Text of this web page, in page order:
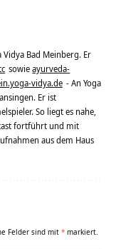
Bad Meinberg. Er
sowieayurveda-
vidya.de - An Yoga
Er ist
So liegt es nahe,
fortführt und mit
aus dem Haus
Felder sind mit * markiert.